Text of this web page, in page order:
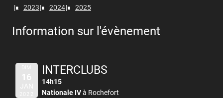
2023 2024 2025
Information sur l'évènement
DIM
16
JAN
2022
INTERCLUBS
14h15
Nationale IVà Rochefort